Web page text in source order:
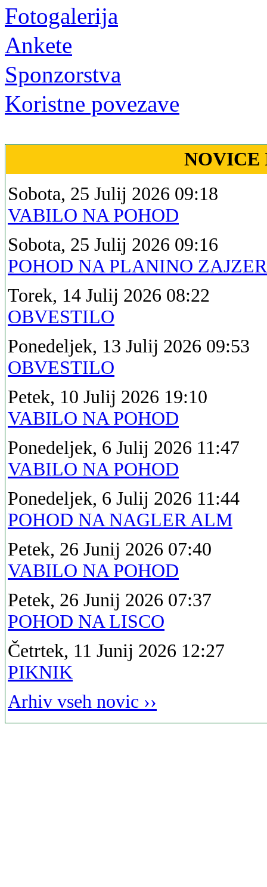
Fotogalerija
Ankete
Sponzorstva
Koristne povezave
NOVICE
Sobota, 25 Julij 2026 09:18
VABILO NA POHOD
Sobota, 25 Julij 2026 09:16
POHOD NA PLANINO
Torek, 14 Julij 2026 08:22
OBVESTILO
Ponedeljek, 13 Julij 2026 09:53
OBVESTILO
Petek, 10 Julij 2026 19:10
VABILO NA POHOD
Ponedeljek, 6 Julij 2026 11:47
VABILO NA POHOD
Ponedeljek, 6 Julij 2026 11:44
POHOD NA NAGLER ALM
Petek, 26 Junij 2026 07:40
VABILO NA POHOD
Petek, 26 Junij 2026 07:37
POHOD NA LISCO
Četrtek, 11 Junij 2026 12:27
PIKNIK
Arhiv vseh novic ››